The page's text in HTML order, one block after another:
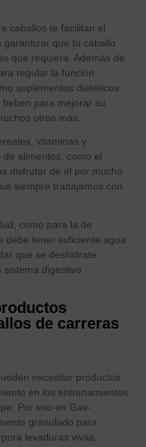
caballos te facilitan el
que tu caballo
que requiera. Además de
regular la función
suplementos dietéticos
para mejorar su
otros más.
vitaminas y
alimentos, como el
disfrutar de él por mucho
siempre trabajamos con
como para la de
debe tener suficiente agua
que se deshidrate,
sistema digestivo.
de carreras
necesitar productos
en los entrenamientos
Por eso en Gav-
granulado para
levaduras vivas,